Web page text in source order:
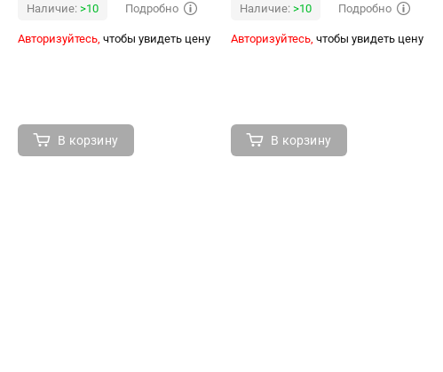
Наличие: >10 Подробно
Авторизуйтесь, чтобы увидеть цену
В корзину
Наличие: >10 Подробно
Авторизуйтесь, чтобы увидеть цену
В корзину